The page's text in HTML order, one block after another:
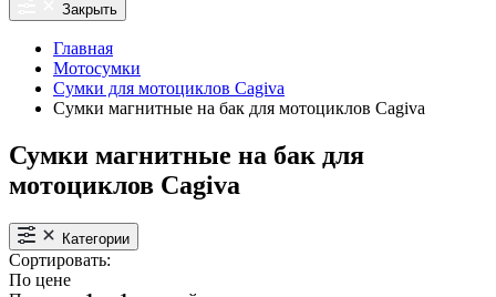
Закрыть
Главная
Мотосумки
Сумки для мотоциклов Cagiva
Сумки магнитные на бак для мотоциклов Cagiva
Сумки магнитные на бак для
мотоциклов Cagiva
Категории
Сортировать:
По цене